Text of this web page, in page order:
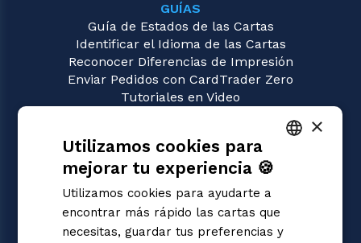
GUÍAS
Guía de Estados de las Cartas
Identificar el Idioma de las Cartas
Reconocer Diferencias de Impresión
Enviar Pedidos con CardTrader Zero
Tutoriales en Video
Magic: the Gathering
Pokémon
Yu-Gi-Oh!
Flesh and Blood
Digimon
One Piece
ITALIAN
×
Utilizamos cookies para
mejorar tu experiencia 🍪
Utilizamos cookies para ayudarte a
encontrar más rápido las cartas que
necesitas, guardar tus preferencias y